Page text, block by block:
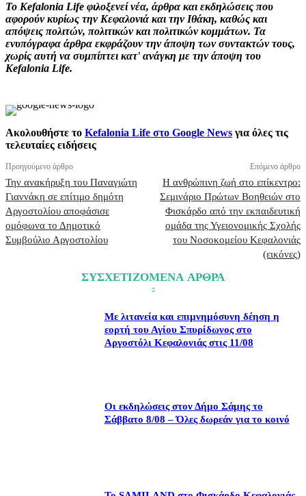
Το Kefalonia Life φιλοξενεί νέα, άρθρα και εκδηλώσεις που
αφορούν κυρίως την Κεφαλονιά και την Ιθάκη, καθώς και
απόψεις πολιτών, πολιτικών και πολιτικών κομμάτων. Τα
ενυπόγραφα άρθρα εκφράζουν την άποψη των συντακτών τους,
χωρίς αυτή να συμπίπτει κατ' ανάγκη με την άποψη του
Kefalonia Life.
Ακολουθήστε το Kefalonia Life στο Google News για όλες τις
τελευταίες ειδήσεις
Προηγούμενο άρθρο
Την ανακήρυξη του Παναγιώτη
Γιαννάκη σε επίτιμο δημότη
Αργοστολίου αποφάσισε
ομόφωνα το Δημοτικό
Συμβούλιο Αργοστολίου
Επόμενο άρθρο
Η ανθρώπινη ζωή στο επίκεντρο:
Σεμινάριο Πρώτων Βοηθειών στο
Φισκάρδο από την εκπαιδευτική
ομάδα της Υγειονομικής Σχολής
του Νοσοκομείου Κεφαλονιάς
(εικόνες)
ΣΥΣΧΕΤΙΖΟΜΕΝΑ ΑΡΘΡΑ
Με λιτανεία και επιμνημόσυνη δέηση η
εορτή του Αγίου Σπυρίδωνος στο
Αργοστόλι Κεφαλονιάς στις 11/08
Οι εκδηλώσεις στον Δήμο Σάμης το
Σάββατο 8/08 – Όλες δωρεάν για το κοινό